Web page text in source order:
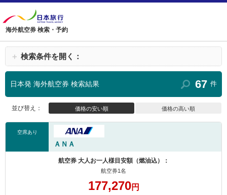
海外航空券 検索・予約
＋ 検索条件を開く：
日本発 海外航空券 検索結果 67 件
並び替え： 価格の安い順 価格の高い順
空席あり
ＡＮＡ
航空券 大人お一人様目安額（燃油込）：
航空券1名
177,270円